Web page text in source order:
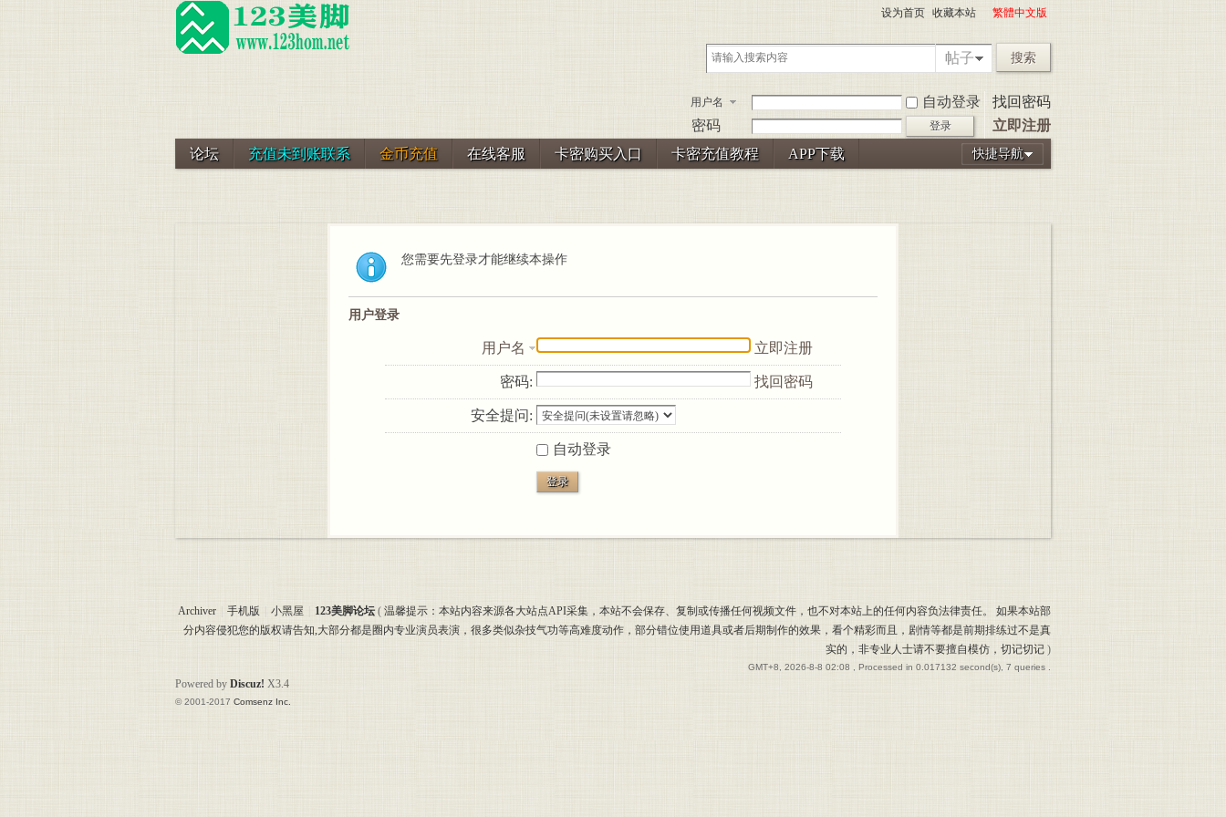
设为首页 收藏本站 繁體中文版
帖子 搜索
用户名 自动登录
找回密码
密码
登录 立即注册
快捷导航
论坛 充值未到账联系 金币充值 在线客服 卡密购买入口 卡密充值教程 APP下载
您需要先登录才能继续本操作
用户登录
用户名 立即注册
密码: 找回密码
安全提问:
自动登录
登录
Archiver 手机版 小黑屋 123美脚论坛 ( 温馨提示：本站内容来源各大站点API采集，本站不会保存、复制或传播任何视频文件，也不对本站上的任何内容负法律责任。 如果本站部
分内容侵犯您的版权请告知,大部分都是圈内专业演员表演，很多类似杂技气功等高难度动作，部分错位使用道具或者后期制作的效果，看个精彩而且，剧情等都是前期排练过不是真
实的，非专业人士请不要擅自模仿，切记切记 )
GMT+8, 2026-8-8 02:08 , Processed in 0.017132 second(s), 7 queries .
Powered by Discuz! X3.4
© 2001-2017 Comsenz Inc.